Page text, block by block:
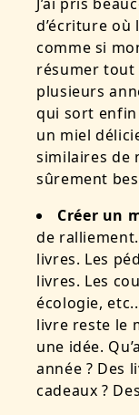
d’écriture où
comme si
résumer tout
plusieurs
qui sort
un miel
similaires de
sûrement
Créer un
de
livres. Les
livres. Les
écologie,
livre reste le
une idée.
année ? Des
cadeaux ?